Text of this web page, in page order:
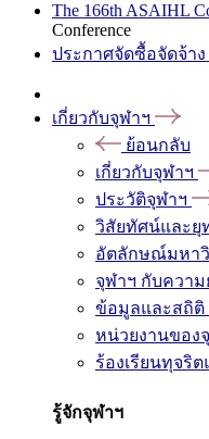
The 166th ASAIHL
Conference
ประกาศจัดซื้อจัดจ้าง
เกี่ยวกับจุฬาฯ
ย้อนกลับ
เกี่ยวกับจุฬาฯ
ประวัติจุฬาฯ
วิสัยทัศน์และยุ
อัตลักษณ์มหา
จุฬาฯ กับความ
ข้อมูลและสถิติ
หน่วยงานของ
ร้องเรียนทุจริ
รู้จักจุฬาฯ